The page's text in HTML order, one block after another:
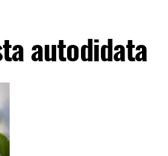
autodidata